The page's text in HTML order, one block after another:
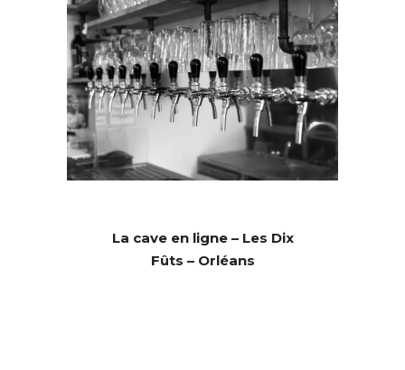
La cave en ligne – Les Dix
Fûts – Orléans